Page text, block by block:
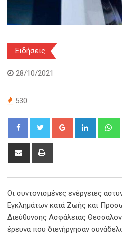
Ειδήσεις
28/10/2021
530
Google+ LinkedIn
Share
Οι συντονισμένες ενέργειες
Εγκλημάτων κατά Ζωής και
Διεύθυνσης Ασφάλειας
έρευνα που διενήργησαν